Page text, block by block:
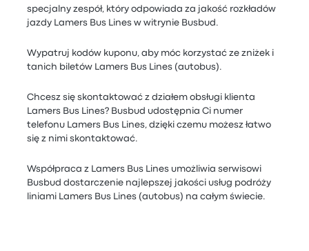
specjalny zespół, który odpowiada za jakość rozkładów
jazdy Lamers Bus Lines w witrynie Busbud.
Wypatruj kodów kuponu, aby móc korzystać ze zniżek i
tanich biletów Lamers Bus Lines (autobus).
Chcesz się skontaktować z działem obsługi klienta
Lamers Bus Lines? Busbud udostępnia Ci numer
telefonu Lamers Bus Lines, dzięki czemu możesz łatwo
się z nimi skontaktować.
Współpraca z Lamers Bus Lines umożliwia serwisowi
Busbud dostarczenie najlepszej jakości usług podróży
liniami Lamers Bus Lines (autobus) na całym świecie.